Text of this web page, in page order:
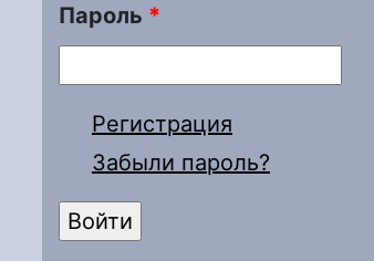
Пароль *
Регистрация
Забыли пароль?